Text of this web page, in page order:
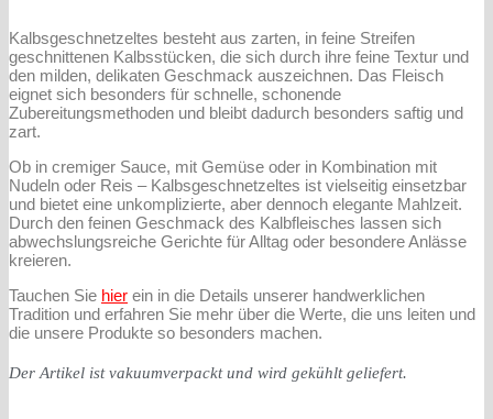
Kalbsgeschnetzeltes besteht aus zarten, in feine Streifen
geschnittenen Kalbsstücken, die sich durch ihre feine Textur und
den milden, delikaten Geschmack auszeichnen. Das Fleisch
eignet sich besonders für schnelle, schonende
Zubereitungsmethoden und bleibt dadurch besonders saftig und
zart.
Ob in cremiger Sauce, mit Gemüse oder in Kombination mit
Nudeln oder Reis – Kalbsgeschnetzeltes ist vielseitig einsetzbar
und bietet eine unkomplizierte, aber dennoch elegante Mahlzeit.
Durch den feinen Geschmack des Kalbfleisches lassen sich
abwechslungsreiche Gerichte für Alltag oder besondere Anlässe
kreieren.
Tauchen Sie hier ein in die Details unserer handwerklichen
Tradition und erfahren Sie mehr über die Werte, die uns leiten und
die unsere Produkte so besonders machen.
Der Artikel ist vakuumverpackt und wird gekühlt geliefert.